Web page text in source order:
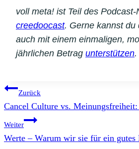
voll meta! ist Teil des Podcast-
creedoocast. Gerne kannst du
auch mit einem einmaligen,
jährlichen Betrag unterstützen.
Beitragsnavigation
Zurück
Cancel Culture vs.
Weiter
Werte – Warum wir sie für ein gutes